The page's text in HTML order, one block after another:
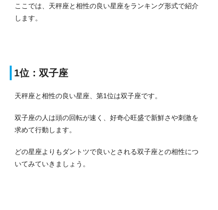
ここでは、天秤座と相性の良い星座をランキング形式で紹介
します。
1位：双子座
天秤座と相性の良い星座、第1位は双子座です。
双子座の人は頭の回転が速く、好奇心旺盛で新鮮さや刺激を
求めて行動します。
どの星座よりもダントツで良いとされる双子座との相性につ
いてみていきましょう。